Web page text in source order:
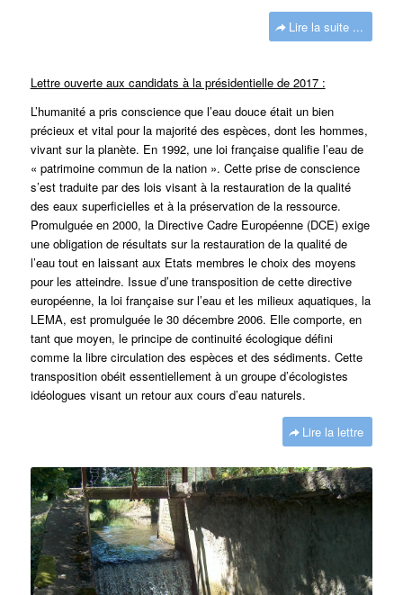
Lire la suite ...
Lettre ouverte aux candidats à la présidentielle de 2017 :
L’humanité a pris conscience que l’eau douce était un bien
précieux et vital pour la majorité des espèces, dont les hommes,
vivant sur la planète. En 1992, une loi française qualifie l’eau de
« patrimoine commun de la nation ». Cette prise de conscience
s’est traduite par des lois visant à la restauration de la qualité
des eaux superficielles et à la préservation de la ressource.
Promulguée en 2000, la Directive Cadre Européenne (DCE) exige
une obligation de résultats sur la restauration de la qualité de
l’eau tout en laissant aux Etats membres le choix des moyens
pour les atteindre. Issue d’une transposition de cette directive
européenne, la loi française sur l’eau et les milieux aquatiques, la
LEMA, est promulguée le 30 décembre 2006. Elle comporte, en
tant que moyen, le principe de continuité écologique défini
comme la libre circulation des espèces et des sédiments. Cette
transposition obéit essentiellement à un groupe d’écologistes
idéologues visant un retour aux cours d’eau naturels.
Lire la lettre